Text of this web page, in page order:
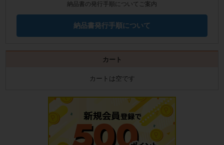
納品書の発行手順についてご案内
納品書発行手順について
カート
カートは空です